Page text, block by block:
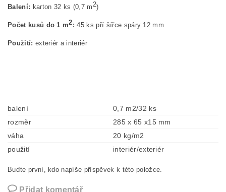
Balení: karton 32 ks (0,7 m2)
Počet kusů do 1 m2: 45 ks pří šířce spáry 12 mm
Použití: exteriér a interiér
balení
0,7 m2/32 ks
rozměr
285 x 65 x15 mm
váha
20 kg/m2
použití
interiér/exteriér
Buďte první, kdo napíše příspěvek k této položce.
Přidat komentář